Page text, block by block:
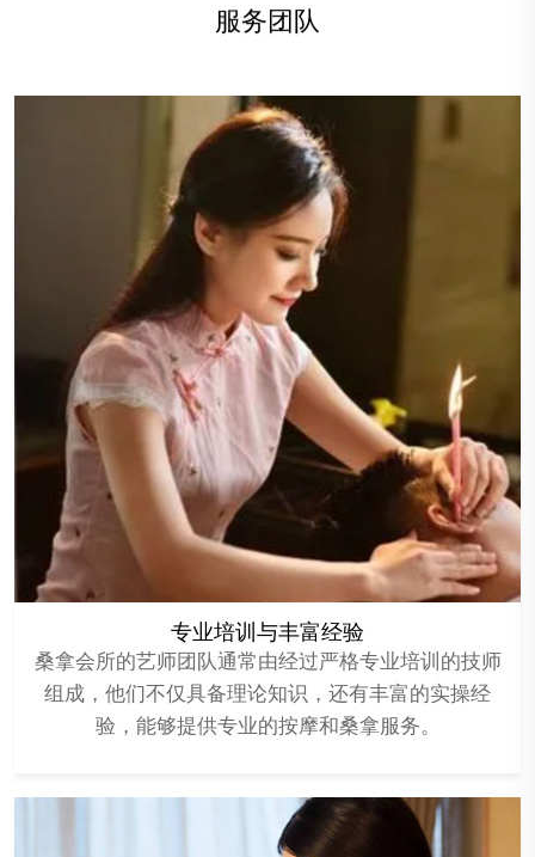
服务团队
专业培训与丰富经验
桑拿会所的艺师团队通常由经过严格专业培训的技师
组成，他们不仅具备理论知识，还有丰富的实操经
验，能够提供专业的按摩和桑拿服务。